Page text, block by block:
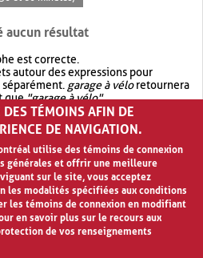
aucun résultat
est correcte.
autour des expressions pour
garage à véloretournera
que"garage à vélo".
recherche avec OR.garage OR vélo
de résultat quegarage à vélo
TÉMOINS AFIN DE
DE NAVIGATION.
utilise des témoins de connexion
générales et offrir une meilleure
sur le site, vous acceptez
les modalités spécifiées aux conditions
les témoins de connexion en modifiant
en savoir plus sur le recours aux
de vos renseignements